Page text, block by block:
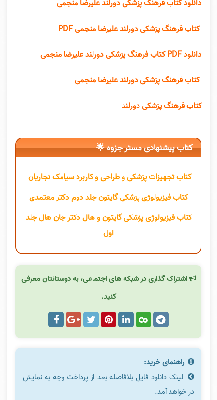
دانلود کتاب فرهنگ پزشکی دورلند علیرضا منجمی
کتاب فرهنگ پزشکی دورلند علیرضا منجمی PDF
دانلود PDF کتاب فرهنگ پزشکی دورلند علیرضا منجمی
کتاب فرهنگ پزشکی دورلند علیرضا منجمی
کتاب فرهنگ پزشکی دورلند
کتاب پیشنهادی مستر جزوه 🌟
کتاب تجهیزات پزشکی و طراحی و کاربرد سیامک نجاریان
کتاب فیزیولوژی پزشکی گایتون جلد دوم دکتر معتمدی
کتاب فیزیولوژی پزشکی گایتون و هال دکتر جان هال جلد
اول
اشتراک گذاری در شبکه های اجتماعی، به دوستانتان معرفی
کنید.
راهنمای خرید:
لینک دانلود فایل بلافاصله بعد از پرداخت وجه به نمایش
در خواهد آمد.